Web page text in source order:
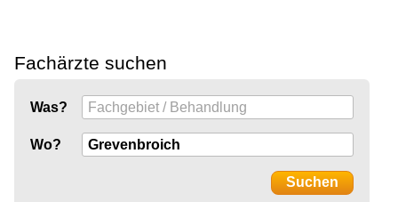
Fachärzte suchen
Was?
Wo?